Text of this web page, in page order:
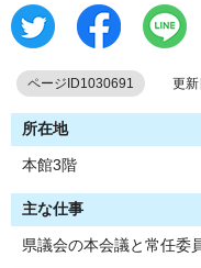
ページID1030691 更新
所在地
本館3階
主な仕事
県議会の本会議と常任委